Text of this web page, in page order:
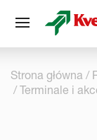
Strona główna
Terminale i
Panel